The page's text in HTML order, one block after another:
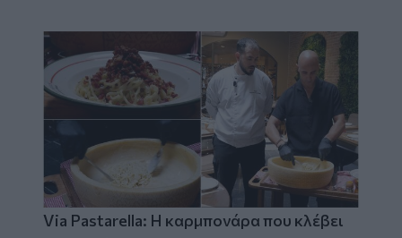
Via Pastarella: Η καρμπονάρα που κλέβει